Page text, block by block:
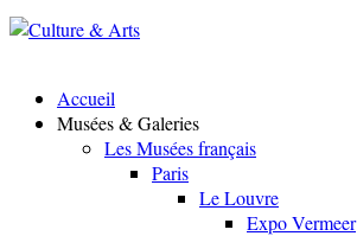
Accueil
Musées & Galeries
Les Musées français
Paris
Le Louvre
Expo Vermeer